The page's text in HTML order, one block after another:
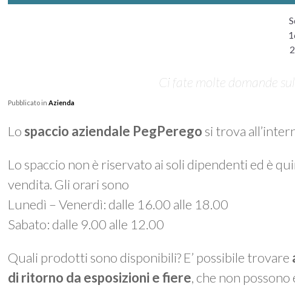
Ci fate molte domande
Pubblicato inAzienda
Lo spaccio aziendale PegPerego si trova
Lo spaccio non è riservato ai soli dipendenti ed è
vendita. Gli orari sono
Lunedì – Venerdì: dalle 16.00 alle 18.00
Sabato: dalle 9.00 alle 12.00
Quali prodotti sono disponibili? E’ possibile trovare
di ritorno da esposizioni e fiere, che non